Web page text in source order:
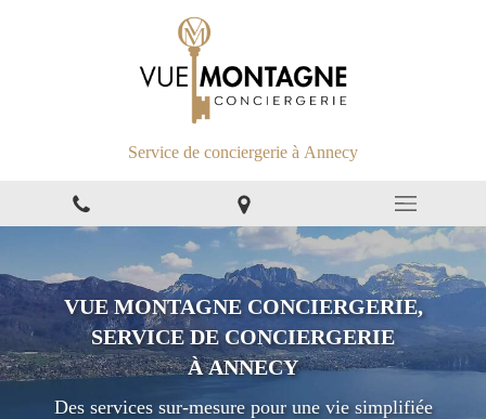
Service de conciergerie à Annecy
VUE MONTAGNE CONCIERGERIE,
SERVICE DE CONCIERGERIE
À ANNECY
Des services sur-mesure pour une vie simplifiée